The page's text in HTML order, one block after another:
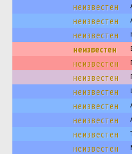
неизвестен
неизвестен
неизвестен
неизвестен
неизвестен
неизвестен
неизвестен
неизвестен
неизвестен
неизвестен
неизвестен